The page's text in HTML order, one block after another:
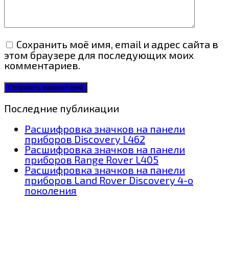
Сохранить моё имя, email и адрес сайта в
этом браузере для последующих моих
комментариев.
Последние публикации
Расшифровка значков на панели
приборов Discovery L462
Расшифровка значков на панели
приборов Range Rover L405
Расшифровка значков на панели
приборов Land Rover Discovery 4-о
поколения